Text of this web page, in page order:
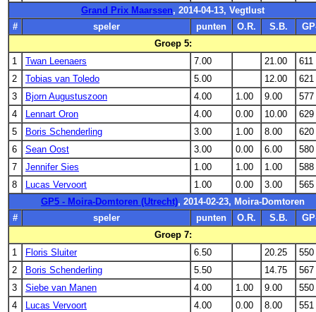
Grand Prix Maarssen, 2014-04-13, Vegtlust
#
speler punten O.R. S.B.
Groep 5:
1
Twan Leenaers 7.00 21.00
611
2
Tobias van Toledo 5.00 12.00
621
3
Bjorn Augustuszoon 4.00 1.00 9.00
577
4
Lennart Oron 4.00 0.00 10.00
629
5
Boris Schenderling 3.00 1.00 8.00
620
6
Sean Oost 3.00 0.00 6.00
580
7
Jennifer Sies 1.00 1.00 1.00
588
8
Lucas Vervoort 1.00 0.00 3.00
565
GP5 - Moira-Domtoren (Utrecht), 2014-02-23, Moira-Domtoren
#
speler punten O.R. S.B.
Groep 7:
1
Floris Sluiter 6.50 20.25
550
2
Boris Schenderling 5.50 14.75
567
3
Siebe van Manen 4.00 1.00 9.00
550
4
Lucas Vervoort 4.00 0.00 8.00
551